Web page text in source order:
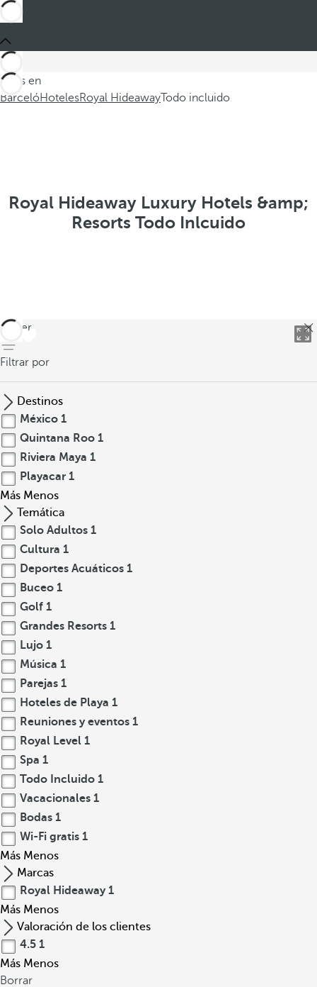
Estás en
BarcelóHotelesRoyal HideawayTodo incluido
Royal Hideaway Luxury Hotels &amp;
Resorts Todo Inlcuido
volver
Filtrar por
Destinos
México 1
Quintana Roo 1
Riviera Maya 1
Playacar 1
Más Menos
Temática
Solo Adultos 1
Cultura 1
Deportes Acuáticos 1
Buceo 1
Golf 1
Grandes Resorts 1
Lujo 1
Música 1
Parejas 1
Hoteles de Playa 1
Reuniones y eventos 1
Royal Level 1
Spa 1
Todo Incluido 1
Vacacionales 1
Bodas 1
Wi-Fi gratis 1
Más Menos
Marcas
Royal Hideaway 1
Más Menos
Valoración de los clientes
4.5 1
Más Menos
Borrar